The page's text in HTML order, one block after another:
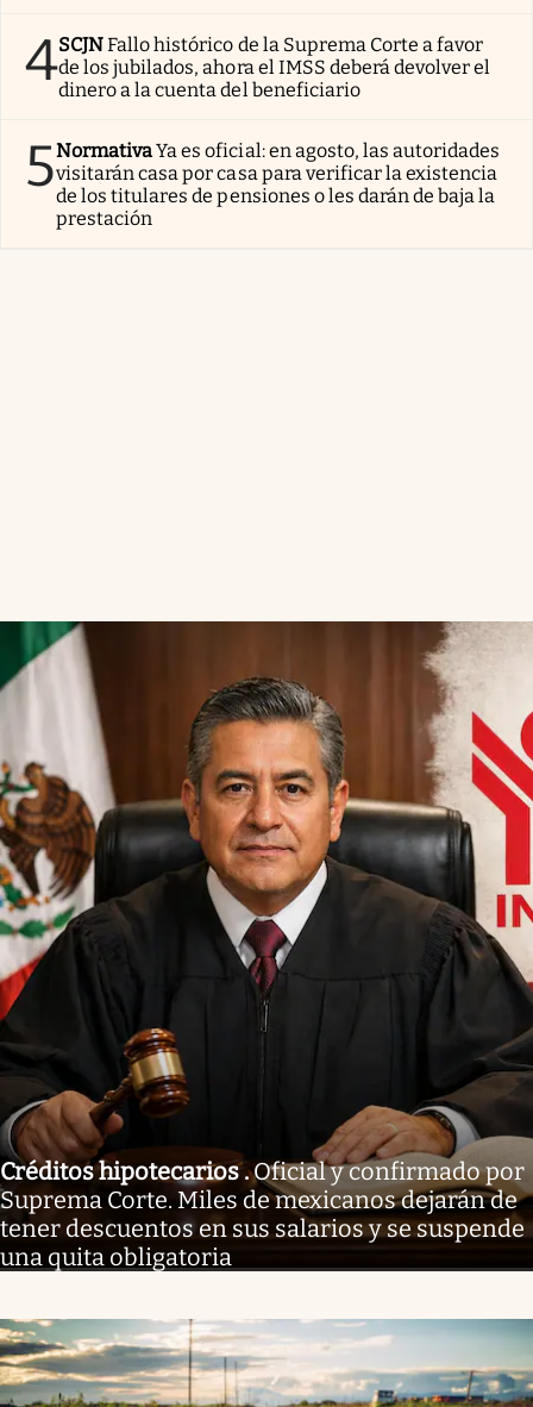
4SCJNFallo histórico de la Suprema Corte a favor
de los jubilados, ahora el IMSS deberá devolver el
dinero a la cuenta del beneficiario
5NormativaYa es oficial: en agosto, las autoridades
visitarán casa por casa para verificar la existencia
de los titulares de pensiones o les darán de baja la
prestación
Créditos hipotecarios.Oficial y confirmado por
Suprema Corte. Miles de mexicanos dejarán de
tener descuentos en sus salarios y se suspende
una quita obligatoria